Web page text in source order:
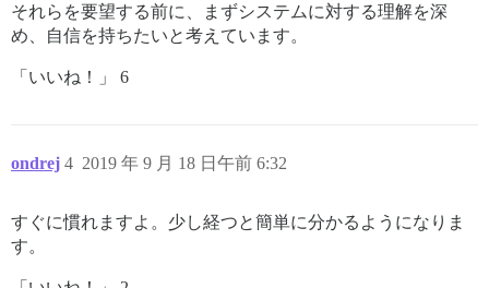
それらを要望する前に、まずシステムに対する理解を深
め、自信を持ちたいと考えています。
「いいね！」 6
ondrej 2019 年 9 月 18 日午前 6:32
4
すぐに慣れますよ。少し経つと簡単に分かるようになりま
す。